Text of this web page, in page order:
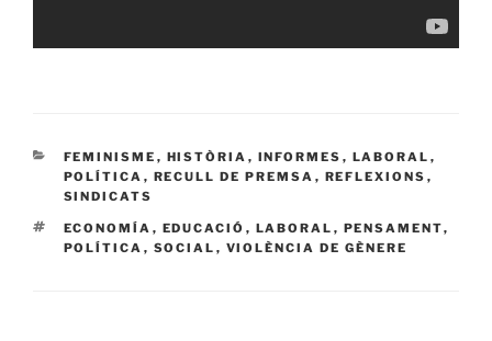
CATEGORÍAS
FEMINISME , HISTÒRIA , INFORMES , LABORAL ,
POLÍTICA , RECULL DE PREMSA , REFLEXIONS ,
SINDICATS
ETIQUETAS
ECONOMÍA , EDUCACIÓ , LABORAL , PENSAMENT,
POLÍTICA , SOCIAL , VIOLÈNCIA DE GÈNERE